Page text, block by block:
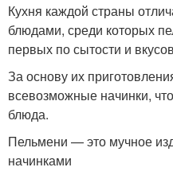
Кухня каждой страны
блюдами, среди которых
первых по сытости и
За основу их
всевозможные начинки,
блюда.
Пельмени — это мучное
начинками